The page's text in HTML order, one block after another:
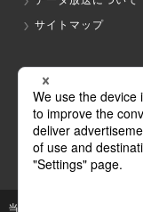
サイトマップ
グループ会社
テレビ朝日
当社が著作権、著作隣接